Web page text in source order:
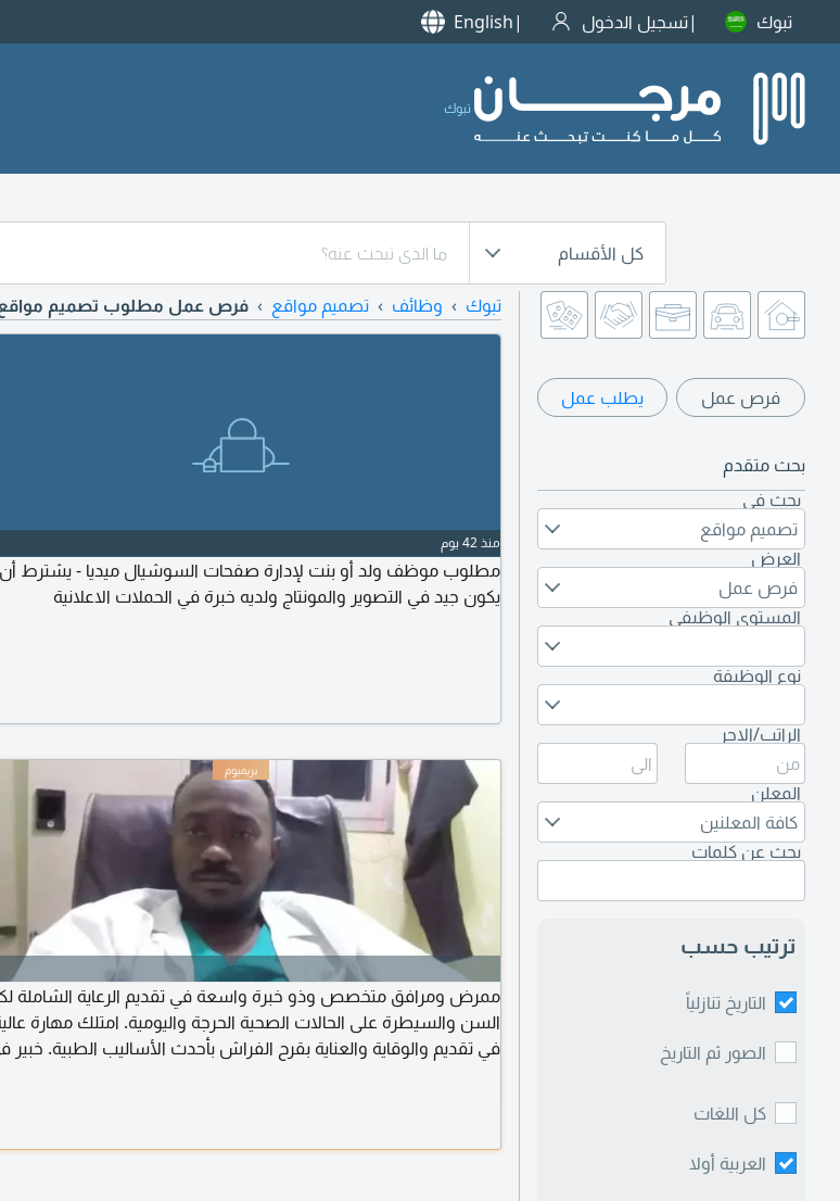
تبوك تسجيل الدخول English
تبوك
كل الأقسام
فرص عمل يطلب عمل
بحث متقدم
بحث في
تصميم مواقع
العرض
فرص عمل
المستوى الوظيفي
نوع الوظيفة
الراتب/الاجر
المعلن
كافة المعلنين
بحث عن كلمات
ترتيب حسب
التاريخ تنازلياً
الصور ثم التاريخ
كل اللغات
العربية أولا
تبوك وظائف تصميم مواقع فرص عمل مطلوب تصميم
منذ 42 يوم
مطلوب موظف ولد أو بنت لإدارة صفحات السوشيال ميديا - يشترط أن
يكون جيد في التصوير والمونتاج ولديه خبرة في الحملات الاعلانية
ممرض ومرافق متخصص وذو خبرة واسعة في تقديم الرعاية الشاملة
السن والسيطرة على الحالات الصحية الحرجة واليومية. امتلك مهارة
في تقديم والوقاية والعناية بقرح الفراش بأحدث الأساليب الطبية. خبير